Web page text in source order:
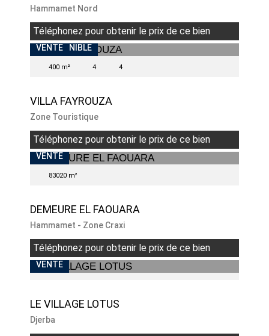
Hammamet Nord
Téléphonez pour obtenir le prix de ce bien
INDISPONIBLE
VENTE
400 m² 4 4
VILLA FAYROUZA
Zone Touristique
Téléphonez pour obtenir le prix de ce bien
VENTE
83020 m²
DEMEURE EL FAOUARA
Hammamet - Zone Craxi
Téléphonez pour obtenir le prix de ce bien
VENTE
LE VILLAGE LOTUS
Djerba